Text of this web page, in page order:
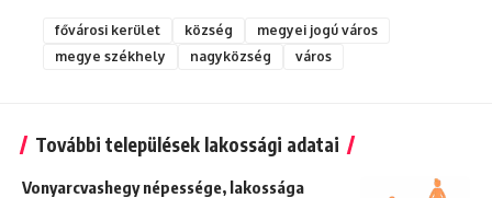
fővárosi kerület község
megyei jogú város
megye székhely
nagyközség város
További települések lakossági adatai
Vonyarcvashegy népessége, lakossága